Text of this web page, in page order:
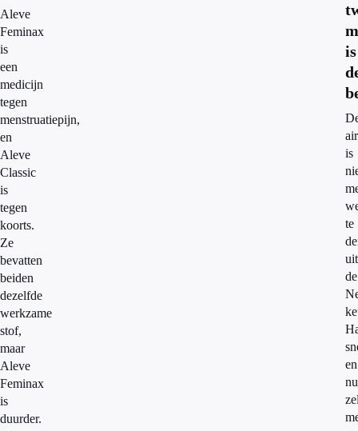
Aleve
Feminax
is
een
medicijn
tegen
menstruatiepijn,
en
Aleve
Classic
is
tegen
koorts.
Ze
bevatten
beiden
dezelfde
werkzame
stof,
maar
Aleve
Feminax
is
duurder.
is
is
te
uit
de
en
nu